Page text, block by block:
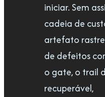
iniciar. Sem
cadeia de
artefato
de defeitos
o gate, o trail
recuperável,